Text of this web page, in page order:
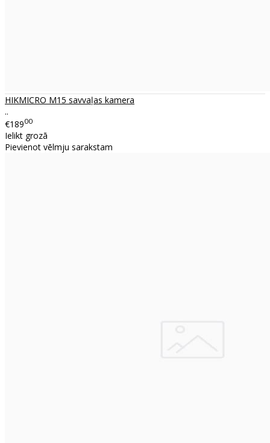
HIKMICRO M15 savvaļas kamera
..
€18900
Ielikt grozā
Pievienot vēlmju sarakstam